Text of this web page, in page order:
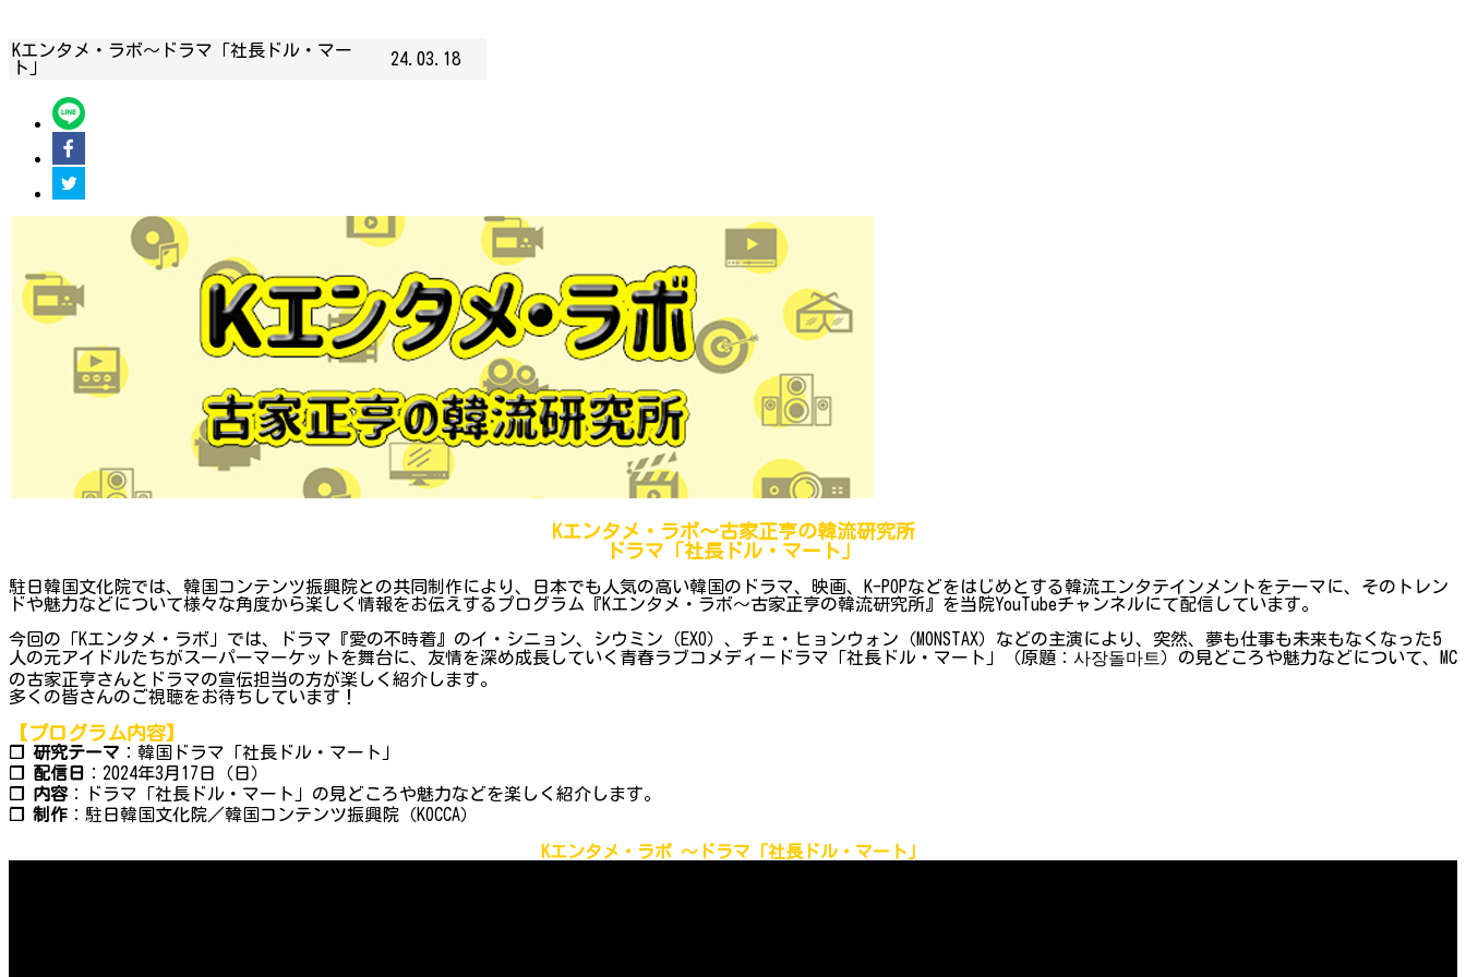
Kエンタメ・ラボ～ドラマ「社長ドル・マー
ト」
24.03.18
Kエンタメ・ラボ～古家正亨の韓流研究所
ドラマ「社長ドル・マート」
駐日韓国文化院では、韓国コンテンツ振興院との共同制作により、日本でも人気の高い韓国のドラマ、映画、K-POPなどをはじめとする韓流エンタテインメントをテーマに、そのトレン
ドや魅力などについて様々な角度から楽しく情報をお伝えするプログラム『Kエンタメ・ラボ～古家正亨の韓流研究所』を当院YouTubeチャンネルにて配信しています。
今回の「Kエンタメ・ラボ」では、ドラマ『愛の不時着』のイ・シニョン、シウミン（EXO）、チェ・ヒョンウォン（MONSTAX）などの主演により、突然、夢も仕事も未来もなくなった5
人の元アイドルたちがスーパーマーケットを舞台に、友情を深め成長していく青春ラブコメディードラマ「社長ドル・マート」（原題：사장돌마트）の見どころや魅力などについて、MC
の古家正亨さんとドラマの宣伝担当の方が楽しく紹介します。
多くの皆さんのご視聴をお待ちしています！
【プログラム内容】
❐ 研究テーマ ：韓国ドラマ「社長ドル・マート」
❐ 配信日
：2024年3月17日（日）
❐ 内容 ：ドラマ「社長ドル・マート」の見どころや魅力などを楽しく紹介します。
❐ 制作 ：駐日韓国文化院／韓国コンテンツ振興院（KOCCA）
Kエンタメ・ラボ ～ドラマ「社長ドル・マート」